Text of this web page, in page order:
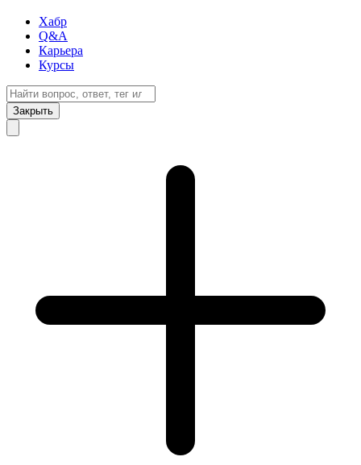
Хабр
Q&A
Карьера
Курсы
Закрыть